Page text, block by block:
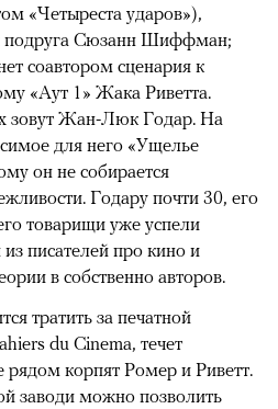
«Четыреста ударов»),
подруга Сюзанн Шиффман;
соавтором сценария к
«Аут 1» Жака Риветта.
зовут Жан-Люк Годар. На
для него «Ущелье
он не собирается
Годару почти 30, его
товарищи уже успели
писателей про кино и
в собственно авторов.
тратить за печатной
du Cinema, течет
корпят Ромер и Риветт.
заводи можно позволить